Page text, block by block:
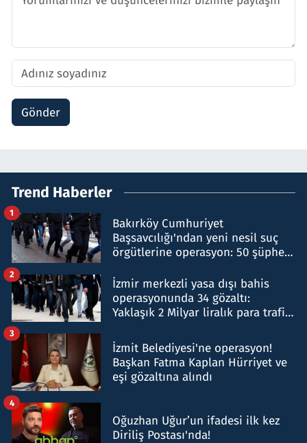
Gönder
Trend Haberler
Bakırköy Cumhuriyet
Başsavcılığı'ndan yeni nesil suç
örgütlerine operasyon: 50 şüpheli
1
İzmir merkezli yasa dışı bahis
operasyonunda 34 gözaltı:
Yaklaşık 2 Milyar liralık para trafiği
2
İzmit Belediyesi'ne operasyon!
Başkan Fatma Kaplan Hürriyet ve
eşi gözaltına alındı
3
Oğuzhan Uğur’un ifadesi ilk kez
Diriliş Postası'nda!
4